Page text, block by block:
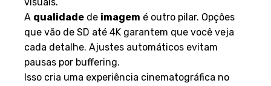
visuais.
A qualidade de imagem é outro pilar. Opções
que vão de SD até 4K garantem que você veja
cada detalhe. Ajustes automáticos evitam
pausas por buffering.
Isso cria uma experiência cinematográfica no